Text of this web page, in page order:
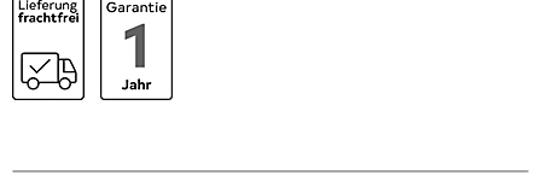
Farbe
Zum Zoomen doppeltippen